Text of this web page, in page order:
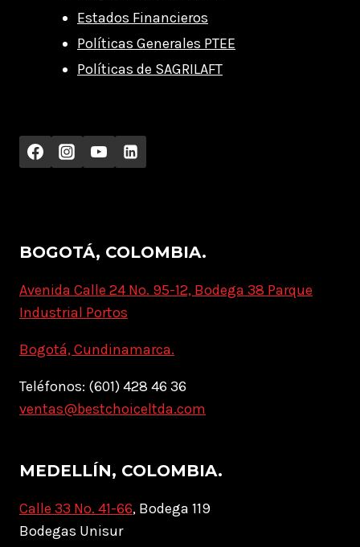
Estados Financieros
Políticas Generales PTEE
Políticas de SAGRILAFT
BOGOTÁ, COLOMBIA.
Avenida Calle 24 No. 95-12, Bodega 38 Parque
Industrial Portos
Bogotá, Cundinamarca.
Teléfonos: (601) 428 46 36
ventas@bestchoiceltda.com
MEDELLÍN, COLOMBIA.
Calle 33 No. 41-66, Bodega 119
Bodegas Unisur